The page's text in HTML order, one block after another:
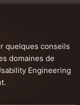
quelques conseils
domaines de
Engineering